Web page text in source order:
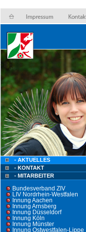
- AKTUELLES
- KONTAKT
- MITARBEITER
Bundesverband ZIV
LIV Nordrhein-Westfalen
Innung Aachen
Innung Arnsberg
Innung Düsseldorf
Innung Köln
Innung Münster
Innung Ostwestfalen-Lippe